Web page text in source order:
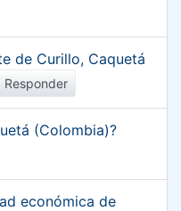
de Curillo, Caquetá
Responder
(Colombia)?
económica de